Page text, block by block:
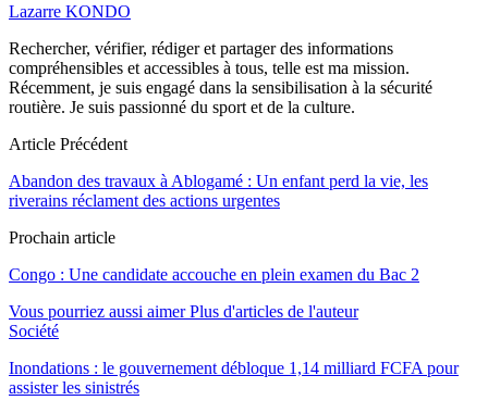
Lazarre KONDO
Rechercher, vérifier, rédiger et partager des informations
compréhensibles et accessibles à tous, telle est ma mission.
Récemment, je suis engagé dans la sensibilisation à la sécurité
routière. Je suis passionné du sport et de la culture.
Article Précédent
Abandon des travaux à Ablogamé : Un enfant perd la vie, les
riverains réclament des actions urgentes
Prochain article
Congo : Une candidate accouche en plein examen du Bac 2
Vous pourriez aussi aimer Plus d'articles de l'auteur
Société
Inondations : le gouvernement débloque 1,14 milliard FCFA pour
assister les sinistrés